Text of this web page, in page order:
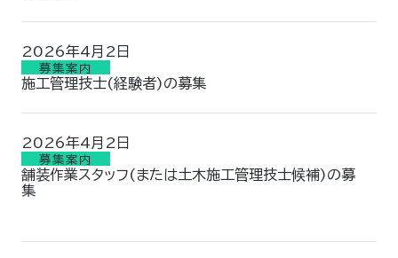
2026年4月2日
募集案内
施工管理技士(経験者)の募集
2026年4月2日
募集案内
舗装作業スタッフ(または土木施工管理技士候補)の募
集